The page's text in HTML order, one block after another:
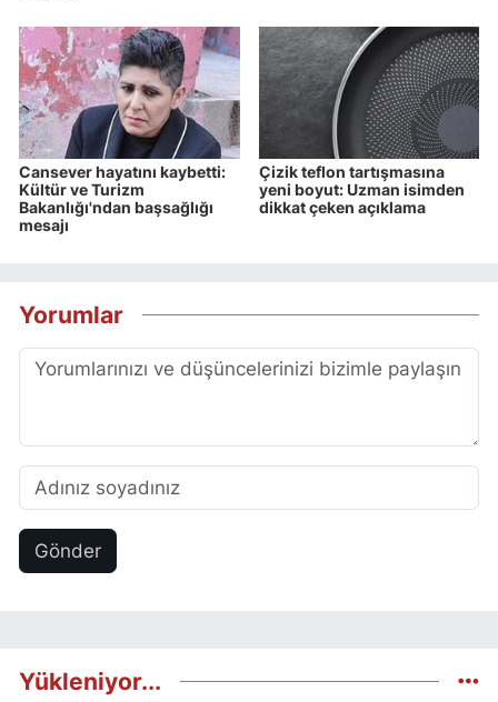
Cansever hayatını kaybetti:
Kültür ve Turizm
Bakanlığı'ndan başsağlığı
mesajı
Çizik teflon tartışmasına
yeni boyut: Uzman isimden
dikkat çeken açıklama
Yorumlar
Gönder
Yükleniyor...